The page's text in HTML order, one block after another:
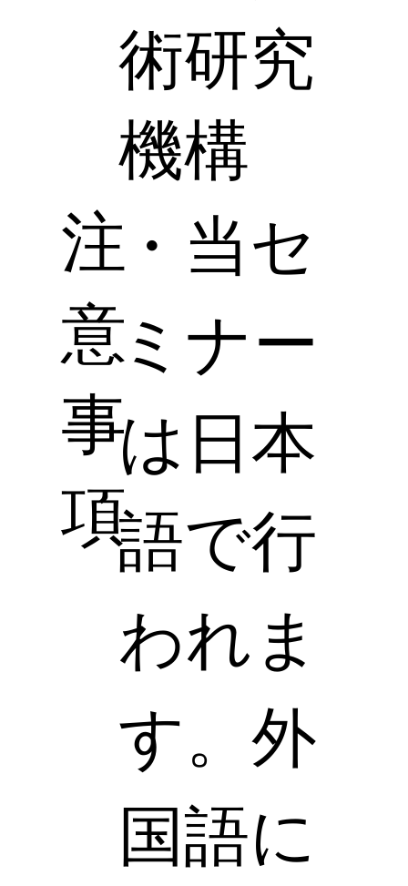
注
意
事
項
術研究
機構
・当セ
ミナー
は日本
語で行
われま
す。外
国語に